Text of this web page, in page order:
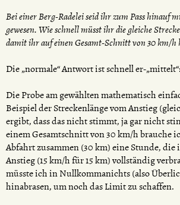
Bei einer Berg-Radelei seid ihr zum Pass hinauf
gewesen. Wie schnell müsst ihr die gleiche
damit ihr auf einen Gesamt-Schnitt von 30 km/h
Die „normale“ Antwort ist schnell er-
Die Probe am gewählten mathematisch
Beispiel der Streckenlänge vom Anstieg
ergibt, dass das nicht stimmt, ja gar nicht
einem Gesamtschnitt von 30 km/h brauche
Abfahrt zusammen (30 km) eine Stunde, die
Anstieg (15 km/h für 15 km) vollständig
müsste ich in Nullkommanichts (also
hinabrasen, um noch das Limit zu schaffen.